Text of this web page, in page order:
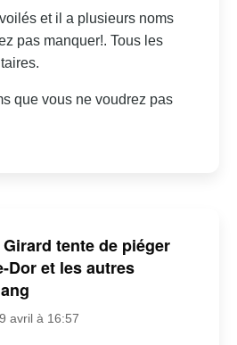
et il a plusieurs noms
pas manquer!. Tous les
que vous ne voudrez pas
tente de piéger
Dor et les autres
avril à 16:57